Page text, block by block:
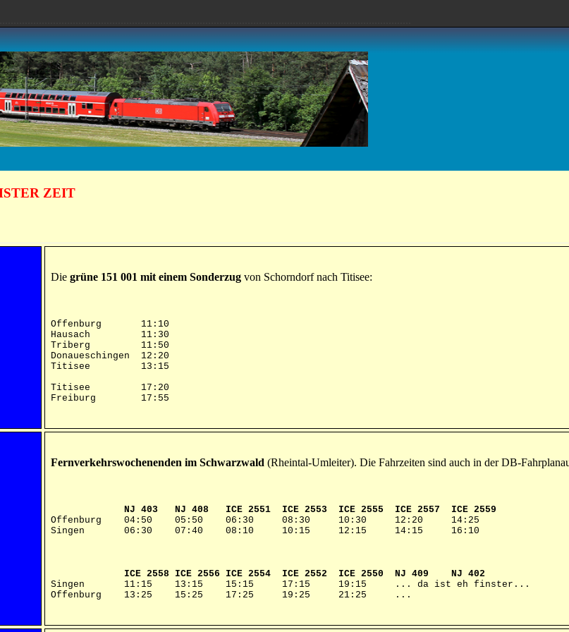
ZEIT
Die grüne 151 001 mit einem Sonderzug von Schorndorf nach Titisee:
Offenburg 11:10
Hausach 11:30
Triberg 11:50
Donaueschingen 12:20
Titisee 13:15
Titisee 17:20
Freiburg 17:55
Fernverkehrswochenenden im Schwarzwald (Rheintal-Umleiter). Die Fahrzeiten sind auch in der DB-
NJ 403 NJ 408 ICE 2551 ICE 2553 ICE 2555 ICE 2557 ICE 2559
Offenburg 04:50 05:50 06:30 08:30 10:30 12:20 14:25
Singen 06:30 07:40 08:10 10:15 12:15 14:15 16:10
ICE 2558 ICE 2556 ICE 2554 ICE 2552 ICE 2550 NJ 409 NJ 402
Singen 11:15 13:15 15:15 17:15 19:15 ... da ist eh finster...
Offenburg 13:25 15:25 17:25 19:25 21:25 ...